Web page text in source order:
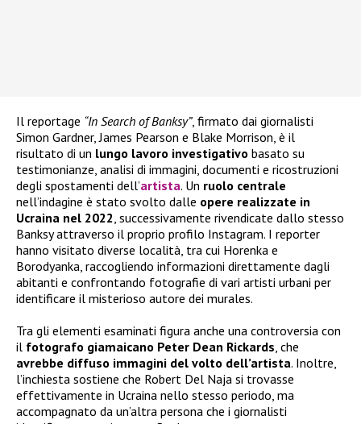
Il reportage “In Search of Banksy”, firmato dai giornalisti
Simon Gardner, James Pearson e Blake Morrison, è il
risultato di un lungo lavoro investigativo basato su
testimonianze, analisi di immagini, documenti e ricostruzioni
degli spostamenti dell’artista. Un ruolo centrale
nell’indagine è stato svolto dalle opere realizzate in
Ucraina nel 2022 , successivamente rivendicate dallo stesso
Banksy attraverso il proprio profilo Instagram. I reporter
hanno visitato diverse località, tra cui Horenka e
Borodyanka, raccogliendo informazioni direttamente dagli
abitanti e confrontando fotografie di vari artisti urbani per
identificare il misterioso autore dei murales.
Tra gli elementi esaminati figura anche una controversia con
il fotografo giamaicano Peter Dean Rickards , che
avrebbe diffuso immagini del volto dell’artista. Inoltre,
l’inchiesta sostiene che Robert Del Naja si trovasse
effettivamente in Ucraina nello stesso periodo, ma
accompagnato da un’altra persona che i giornalisti